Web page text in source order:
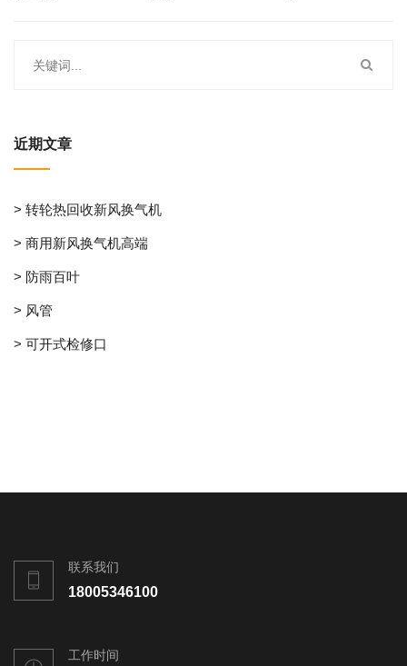
近期文章
> 转轮热回收新风换气机
> 商用新风换气机高端
> 防雨百叶
> 风管
> 可开式检修口
联系我们
18005346100
工作时间